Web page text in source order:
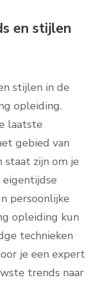
en stijlen
stijlen in de
opleiding.
laatste
gebied van
staat zijn om je
persoonlijke
opleiding kun
technieken
je een expert
trends naar